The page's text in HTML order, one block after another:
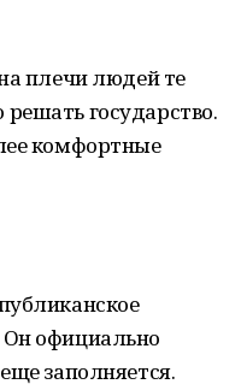
плечи людей те
государство.
комфортные
Он официально
заполняется.